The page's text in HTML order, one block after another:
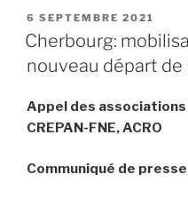
PUBLIÉ
LE
6 SEPTEMBRE 2021
Cherbourg:
nouveau départ de
Appel des associations
CREPAN-FNE, ACRO
Communiqué de